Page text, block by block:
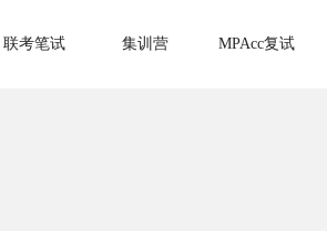
联考笔试 集训营 MPAcc复试